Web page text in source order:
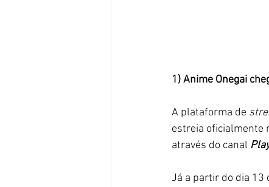
1) Anime Onegai
A plataforma de
estreia oficialmente
através do canal
Já a partir do dia 13